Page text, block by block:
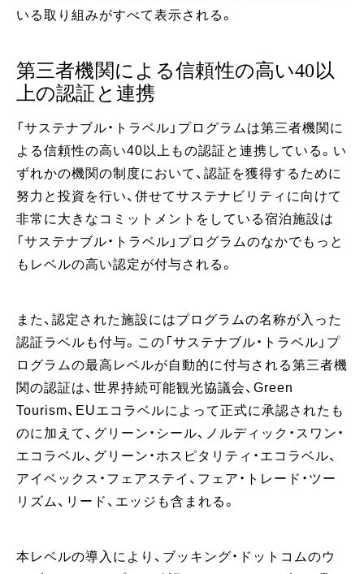
いる取り組みがすべて表示される。
第三者機関による信頼性の高い40以
上の認証と連携
「サステナブル・トラベル」プログラムは第三者機関に
よる信頼性の高い40以上もの認証と連携している。い
ずれかの機関の制度において、認証を獲得するために
努力と投資を行い、併せてサステナビリティに向けて
非常に大きなコミットメントをしている宿泊施設は
「サステナブル・トラベル」プログラムのなかでもっと
もレベルの高い認定が付与される。
また、認定された施設にはプログラムの名称が入った
認証ラベルも付与。この「サステナブル・トラベル」プ
ログラムの最高レベルが自動的に付与される第三者機
関の認証は、世界持続可能観光協議会、Green
Tourism、EUエコラベルによって正式に承認されたも
のに加えて、グリーン・シール、ノルディック・スワン・
エコラベル、グリーン・ホスピタリティ・エコラベル、
アイベックス・フェアステイ、フェア・トレード・ツー
リズム、リード、エッジも含まれる。
本レベルの導入により、ブッキング・ドットコムのウ